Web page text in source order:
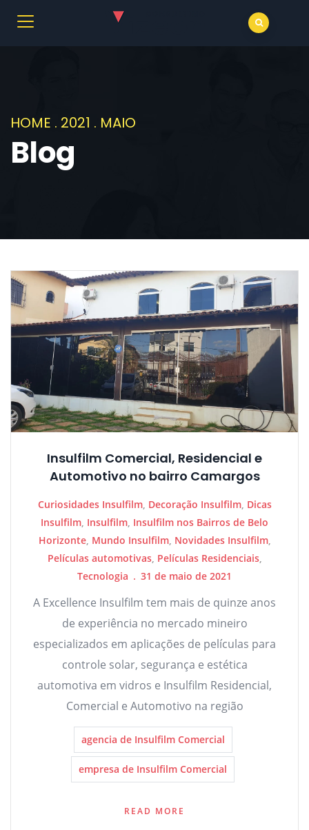
HOME . 2021 . MAIO
Blog
Insulfilm Comercial, Residencial e
Automotivo no bairro Camargos
Curiosidades Insulfilm, Decoração Insulfilm, Dicas
Insulfilm, Insulfilm, Insulfilm nos Bairros de Belo
Horizonte, Mundo Insulfilm, Novidades Insulfilm,
Películas automotivas, Películas Residenciais,
Tecnologia
31 de maio de 2021
A Excellence Insulfilm tem mais de quinze anos
de experiência no mercado mineiro
especializados em aplicações de películas para
controle solar, segurança e estética
automotiva em vidros e Insulfilm Residencial,
Comercial e Automotivo na região
agencia de Insulfilm Comercial
empresa de Insulfilm Comercial
READ MORE